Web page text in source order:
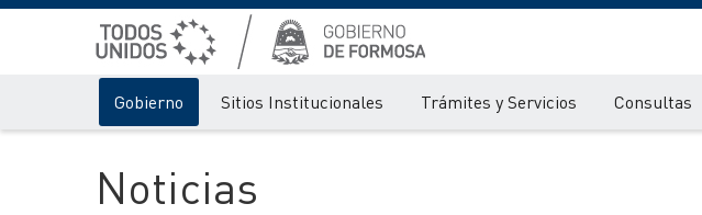
Gobierno Sitios Institucionales Trámites y Servicios Consultas
Noticias